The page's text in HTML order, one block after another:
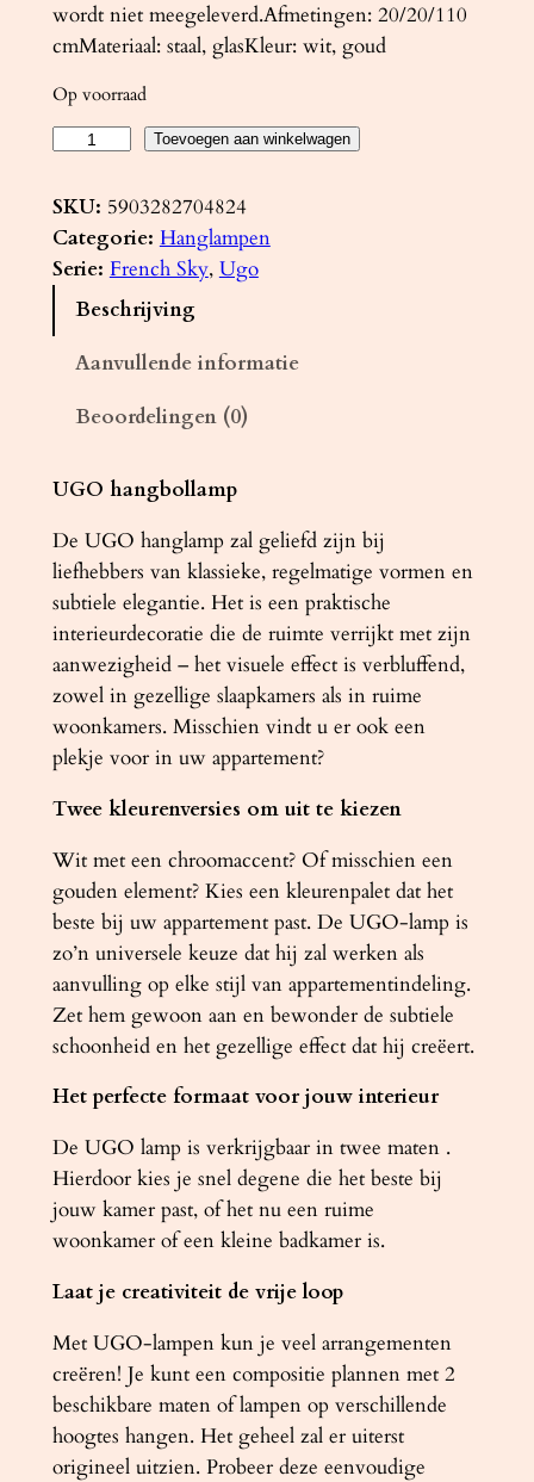
wordt niet meegeleverd.Afmetingen: 20/20/110
cmMateriaal: staal, glasKleur: wit, goud
Op voorraad
n
g
l
2
g
o
u
d
k
l
e
u
i
g
a
a
n
t
a
l
Toevoegen aan winkelwagen
SKU: 5903282704824
Categorie: Hanglampen
Serie: French Sky, Ugo
Beschrijving
Aanvullende informatie
Beoordelingen (0)
UGO hangbollamp
De UGO hanglamp zal geliefd zijn bij
liefhebbers van klassieke, regelmatige vormen en
subtiele elegantie. Het is een praktische
interieurdecoratie die de ruimte verrijkt met zijn
aanwezigheid – het visuele effect is verbluffend,
zowel in gezellige slaapkamers als in ruime
woonkamers. Misschien vindt u er ook een
plekje voor in uw appartement?
Twee kleurenversies om uit te kiezen
Wit met een chroomaccent? Of misschien een
gouden element? Kies een kleurenpalet dat het
beste bij uw appartement past. De UGO-lamp is
zo’n universele keuze dat hij zal werken als
aanvulling op elke stijl van appartementindeling.
Zet hem gewoon aan en bewonder de subtiele
schoonheid en het gezellige effect dat hij creëert.
Het perfecte formaat voor jouw interieur
De UGO lamp is verkrijgbaar in twee maten .
Hierdoor kies je snel degene die het beste bij
jouw kamer past, of het nu een ruime
woonkamer of een kleine badkamer is.
Laat je creativiteit de vrije loop
Met UGO-lampen kun je veel arrangementen
creëren! Je kunt een compositie plannen met 2
beschikbare maten of lampen op verschillende
hoogtes hangen. Het geheel zal er uiterst
origineel uitzien. Probeer deze eenvoudige